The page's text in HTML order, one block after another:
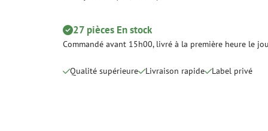
Accessoires de nettoyage
Kits de nettoyage
27 pièces En stock
Commandé avant 15h00, livré à la première heure le
Qualité supérieure Livraison rapide Label privé